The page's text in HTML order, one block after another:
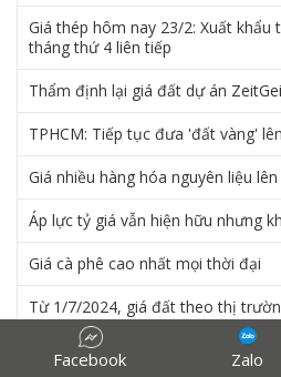
Giá thép hôm nay 23/2: Xuất khẩu
tháng thứ 4 liên tiếp
Thẩm định lại giá đất dự án
TPHCM: Tiếp tục đưa 'đất vàng'
Giá nhiều hàng hóa nguyên liệu
Áp lực tỷ giá vẫn hiện hữu nhưng
Giá cà phê cao nhất mọi thời đại
Từ 1/7/2024, giá đất theo thị
thế nào?
Thẻ thẩm định viên về giá sắp
Facebook Zalo